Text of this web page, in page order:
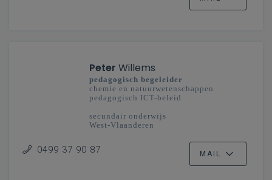
Peter Willems
pedagogisch begeleider
chemie en natuurwetenschappen
pedagogisch ICT-beleid
secundair onderwijs
West-Vlaanderen
0499 37 90 87 MAIL